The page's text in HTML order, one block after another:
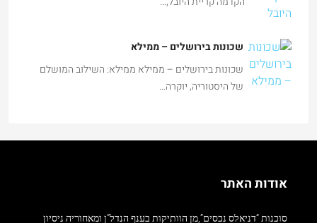
שכונות בירושלים – ממילא ממילא: השילוב המושלם
של היסטוריה, יוקרה…
עשיר של יותר מ- 23 שנה בתחום, מתמחית בשיווק וניהול נכסים